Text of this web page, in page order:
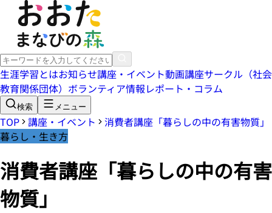
生涯学習とはお知らせ講座・イベント動画講座サークル（社会
教育関係団体） ボランティア情報レポート・コラム
検索 メニュー
TOP 講座・イベント
消費者講座「暮らしの中の有害物質」
暮らし・生き方
消費者講座「暮らしの中の有害
物質」